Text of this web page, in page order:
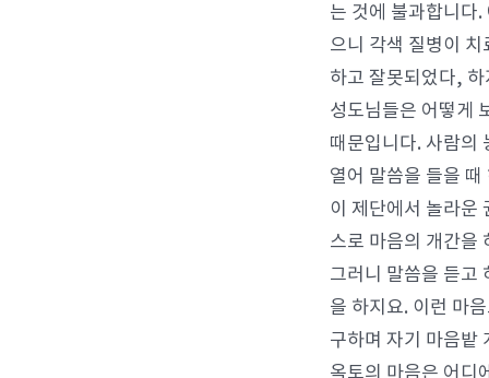
는 것에 불과합니다
으니 각색 질병이
하고 잘못되었다, 하
성도님들은 어떻게
때문입니다. 사람의
열어 말씀을 들을
이 제단에서 놀라운
스로 마음의 개간을
그러니 말씀을 듣고
을 하지요. 이런 마
구하며 자기 마음밭
옥토의 마음은 어디